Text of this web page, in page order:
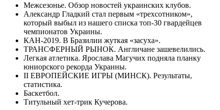
Межсезонье. Обзор новостей украинских клубов.
Александр Гладкий стал первым «трехсотником»,
который выбыл из нашего списка топ-30 гвардейцев
чемпионатов Украины.
КАН-2019. В Бразилии жуткая «засуха».
ТРАНСФЕРНЫЙ РЫНОК. Англичане зашевелились.
Легкая атлетика. Ярослава Магучих подняла планку
юниорского рекорда Украины.
II ЕВРОПЕЙСКИЕ ИГРЫ (МИНСК). Результаты,
статистика.
Баскетбол.
Титульный хет-трик Кучерова.